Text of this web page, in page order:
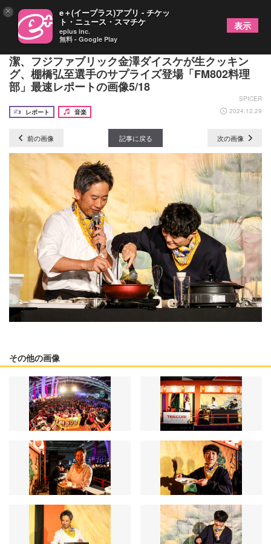
ロック大忘年会『レディクレ』でアジカン伊地知
潔、フジファブリック金澤ダイスケが生クッキン
グ、棚橋弘至選手のサプライズ登場「FM802料理
部」最速レポートの画像5/18
SPICER
レポート
音楽 2024.12.29
前の画像 記事に戻る 次の画像
その他の画像
× e＋(イープラス)アプリ - チケッ
ト・ニュース・スマチケ
eplus inc.
無料 - Google Play
表示